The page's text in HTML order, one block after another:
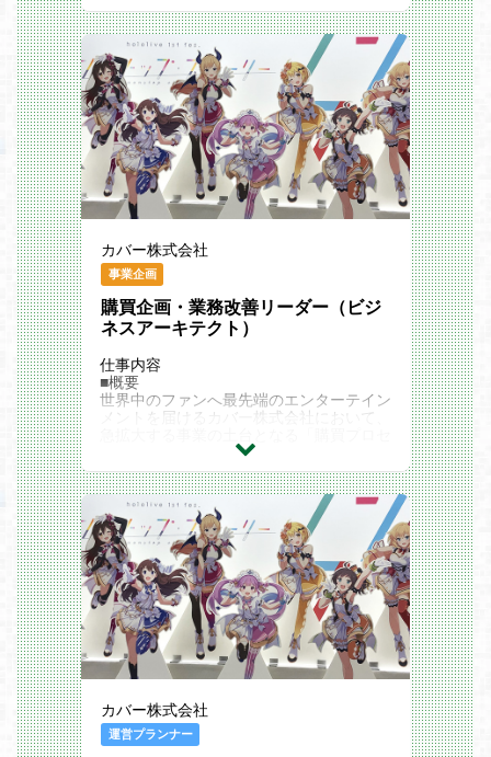
アナリティクスデータやトレンドの分析経
験
求める人物像
当社のMISSION/VALUEに共感いただける
方
エンタメが好きで、どのような企画を実現
すればユーザーが喜ぶかをビジネス視点で
考えられる方
チームワークを大切にできる方
相手が何を考えているのか、どのような価
値観・世界観を持っているのかを深く理解
することに重きを置ける、傾聴力のある方
主観ではなく、適切な質問を投げかけて相
手の真意や状況、背景を正しく把握する質
問力のある方
主体的にものごとを考え、必要なアクショ
ンを判断し自ら行動できる方
雑務や細かい仕事にもしっかり取り組め
る、素直で誠実な方
ながる仕組みづくりを行います。具体的に
は、タレント・商品・取引先・契約等の主
要データを全社共通で活用するための「マ
スターデータマネジメント（MDM）」
や、申請・承認・情報連携プロセスの共通
化・統制（ワークフロー基盤の最適化な
ど）を推進します。
必須スキル
・業務・ITコンサルタント、またはSIer等
における業務改善・DXプロジェクトの推
進経験
・業務フローの可視化、課題抽出からソリ
た経験
・AIやテクノロジー領域への強い関心・知
識（※解決の引き出しとして知見を持って
いること）
歓迎スキル
・急成長企業等において、個別最適から全
・全社的なAI導入・推進、またはAIガイド
ライン策定・社内啓蒙の経験
・マスターデータマネジメント（MDM）
やデータガバナンスの設計・構築経験
・クリエイター、エンジニア、事業部門な
ど異なるバックグラウンドを持つステーク
ホルダーとの折衝・コミュニケーション経
験
求める人物像
・当社のMISSION/VALUEに共感いただけ
る方
・事業の成長フェーズを捉え、個別最適に
留まらず「全体最適」の視点で思考・行動
できる方
・特定の手段に固執せず、「何のための業
務か？（Why）」から思考をスタートでき
る方
・未整備な環境や曖昧な状態を楽しみ、自
ら構造化して前に進められる方
・セキュリティ・リスク管理（守り）を担
保しつつ、利便性・生産性（攻め）を最大
化するバランス感覚を持てる方
をお任せします。
社内の横断プロジェクト立ち上げ時におけ
る最適な制作フローの提案なども推進して
いただきます。
担当プロジェクト例
・3D新衣装お披露目に向けてのアセット
制作のPM業務
・各セクションのまとめ役PM
■業務内容
・部内または部門横断でのプロジェクトマ
ネジメント業務
具体的には・・・
・アセット制作の横断進捗管理
・アセット制作に関わる部署のリソース /
予算管理
・各部門の進行管理担当と協力し衣装のイ
ラスト制作
・実装チェック、配信までのQA管理、リ
リース管理
・外部制作会社とのアライアンス
・進行上の課題、部署課題へのトラブルシ
ュート
必須スキル
・下記業界でのプロジェクトマネジメン
経験3年以上、もしくはそれに相当する実
└スマートフォンゲーム業界 / ゲーム業界
└VTuber業界 / VR/AR/MR業界
└遊技機・映像業界 / エンタメ業界
└to C向けのスマートフォンアプリ / WEB
業界
歓迎スキル
・課題を抽象化して捉える能力、高度な課
題解決能力
・部門横断的なプロジェクトにおいてのP
M経験
・外部協力会社や作家と連携して業務を推
進した経験、もしくはそれに相当する実績
況に合わせた資料を作成する能力
└vlookup / importrange / sumif / if など
・Photoshop / CLIP STUDIO PAINT / Live
カバー株式会社
事業企画
購買企画・業務改善リーダー（ビジ
ネスアーキテクト）
仕事内容
■概要
世界中のファンへ最先端のエンターテイン
メントを届けるカバー株式会社において、
ス」の改善および全社的な運用定着を主導
していただきます。
現在、購買管理システム自体は完成・稼働
フェーズにありますが、急成長ゆえに「ル
ールの全社定着・漏れ防止・プロセス改
善」が大きな課題となっています。本ポジ
ションは、クリエイティブの現場部門が持
つスピード感を殺さず、かつ健全なガバナ
ンスを両立させる「購買インフラの改善・
定着」の役割を担う重要ポジションです。
■参考リンク
「日本発コンテンツを世界に届けたい」カ
バー前田執行役員が明かす、グローバル展
開への挑戦と展望
カバー／今をときめくVTuber業界を切り
拓くEC物流戦略
「hololive production OFFICIAL SHOP」
■業務内容
カバー株式会社
運営プランナー